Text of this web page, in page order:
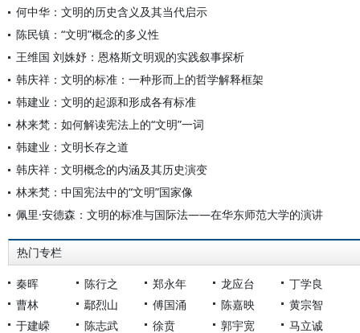
何中华：文明的历史含义及其当代启示
陈民镇：“文明”概念的多义性
王维国 刘姝妤：恩格斯文明观的实践叙事探析
韩庆祥：文明的标准：一种形而上的哲学解释框架
韩建业：文明的起源和形成各有标准
林来梵：如何解读宪法上的“文明”一词
韩建业：文明长存之道
韩庆祥：文明概念的内涵及其历史演变
林来梵：中国宪法中的“文明”国家像
佩里·安德森：文明的标准与国际法——在华东师范大学的演讲
热门专栏
秦晖 陈行之 郑永年 龙应台
丁学良
曹林
鄢烈山 傅国涌 陈嘉映
黄宗智
于建嵘
陈志武 徐贲 郭宇宽 马立诚